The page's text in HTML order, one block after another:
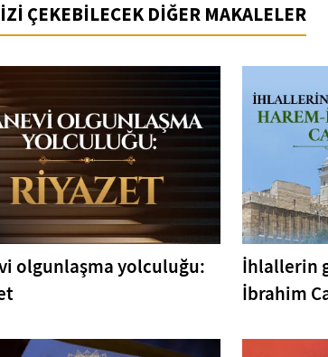
ÇEKEBİLECEK DİĞER MAKALELER
olgunlaşma yolculuğu:
İhlallerin
İbrahim